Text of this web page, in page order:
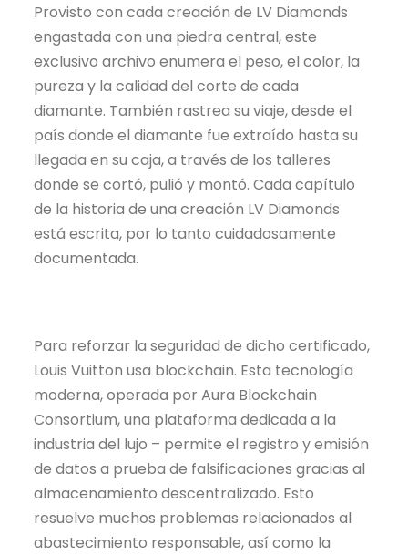
Provisto con cada creación de LV Diamonds
engastada con una piedra central, este
exclusivo archivo enumera el peso, el color, la
pureza y la calidad del corte de cada
diamante. También rastrea su viaje, desde el
país donde el diamante fue extraído hasta su
llegada en su caja, a través de los talleres
donde se cortó, pulió y montó. Cada capítulo
de la historia de una creación LV Diamonds
está escrita, por lo tanto cuidadosamente
documentada.
Para reforzar la seguridad de dicho certificado,
Louis Vuitton usa blockchain. Esta tecnología
moderna, operada por Aura Blockchain
Consortium, una plataforma dedicada a la
industria del lujo – permite el registro y emisión
de datos a prueba de falsificaciones gracias al
almacenamiento descentralizado. Esto
resuelve muchos problemas relacionados al
abastecimiento responsable, así como la